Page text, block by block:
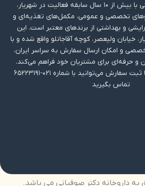
داروخانه دکتر صوفیانی با بیش از ۱۰ سال سابقه فعالیت در شهریار،
تخصصی و عمومی، مکمل‌های تغذیه‌ای و
و بهداشتی از برندهای معتبر است. این
خیابان ولیعصر، کوچه آقاجانلو واقع شده و با
و امکان ارسال سفارش به سراسر ایران،
و حرفه‌ای برای مشتریان خود فراهم می‌کند.
برای دریافت مشاوره یا ثبت سفارش می‌توانید با شماره ۰۲۱-۶۵۲۲۳۱۹۱
تماس بگیرید
به داروخانه دکتر صوفیانی می باشد.